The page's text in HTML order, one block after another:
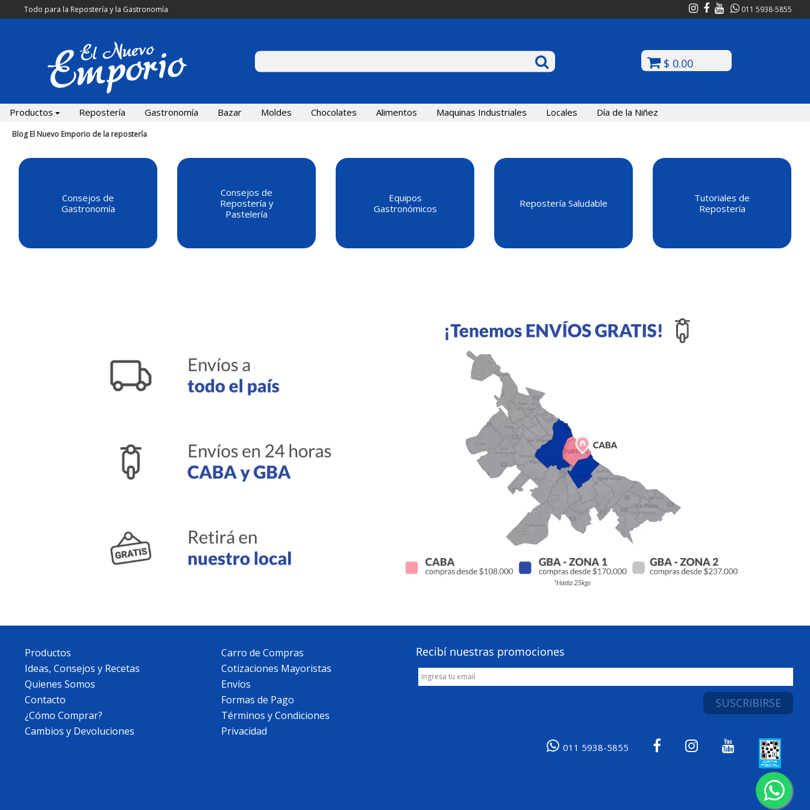
Todo para la Repostería y la Gastronomía 011 5938-5855
$ 0.00
Productos Repostería Gastronomía Bazar Moldes Chocolates Alimentos Maquinas Industriales Locales Día de la Niñez
Blog El Nuevo Emporio de la repostería
Consejos de
Gastronomía
Consejos de
Repostería y
Pastelería
Equipos
Gastronómicos
Repostería Saludable
Tutoriales de
Repostería
Productos
Ideas, Consejos y Recetas
Quienes Somos
Contacto
¿Cómo Comprar?
Cambios y Devoluciones
Carro de Compras
Cotizaciones Mayoristas
Envíos
Formas de Pago
Términos y Condiciones
Privacidad
Recibí nuestras promociones
011 5938-5855